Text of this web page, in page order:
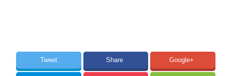
Tweet Share Google+